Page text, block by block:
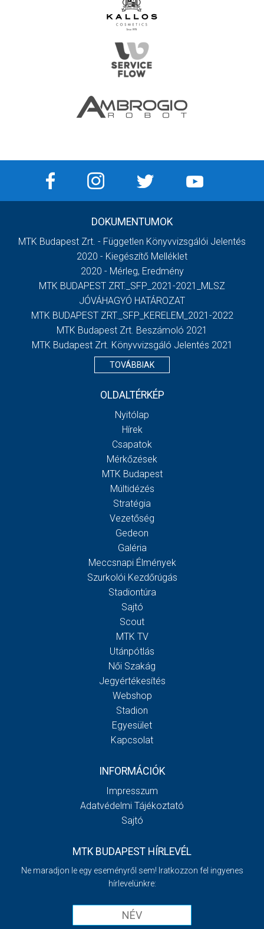
DOKUMENTUMOK
MTK Budapest Zrt. - Független Könyvvizsgálói Jelentés
2020 - Kiegészítő Melléklet
2020 - Mérleg, Eredmény
MTK BUDAPEST ZRT._SFP_2021-2021_MLSZ
JÓVÁHAGYÓ HATÁROZAT
MTK BUDAPEST ZRT._SFP_KERELEM_2021-2022
MTK Budapest Zrt. Beszámoló 2021
MTK Budapest Zrt. Könyvvizsgáló Jelentés 2021
TOVÁBBIAK
OLDALTÉRKÉP
Nyitólap
Hírek
Csapatok
Mérkőzések
MTK Budapest
Múltidézés
Stratégia
Vezetőség
Gedeon
Galéria
Meccsnapi Élmények
Szurkolói Kezdőrúgás
Stadiontúra
Sajtó
Scout
MTK TV
Utánpótlás
Női Szakág
Jegyértékesítés
Webshop
Stadion
Egyesület
Kapcsolat
INFORMÁCIÓK
Impresszum
Adatvédelmi Tájékoztató
Sajtó
MTK BUDAPEST HÍRLEVÉL
Ne maradjon le egy eseményről sem! Iratkozzon fel ingyenes
hírlevelünkre: